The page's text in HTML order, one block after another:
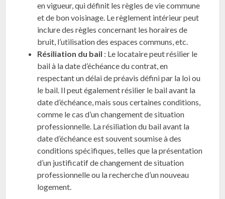
en vigueur, qui définit les règles de vie commune
et de bon voisinage. Le règlement intérieur peut
inclure des règles concernant les horaires de
bruit, l’utilisation des espaces communs, etc.
Résiliation du bail : Le locataire peut résilier le
bail à la date d’échéance du contrat, en
respectant un délai de préavis défini par la loi ou
le bail. Il peut également résilier le bail avant la
date d’échéance, mais sous certaines conditions,
comme le cas d’un changement de situation
professionnelle. La résiliation du bail avant la
date d’échéance est souvent soumise à des
conditions spécifiques, telles que la présentation
d’un justificatif de changement de situation
professionnelle ou la recherche d’un nouveau
logement.